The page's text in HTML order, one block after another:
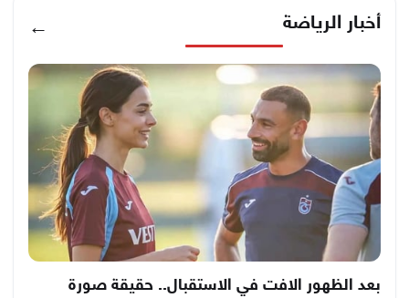
أخبار الرياضة ←
بعد الظهور الافت في الاستقبال.. حقيقة صورة